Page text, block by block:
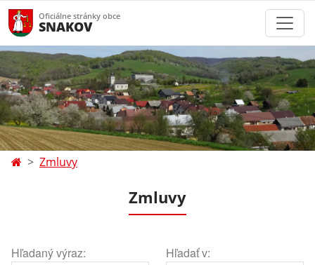
Oficiálne stránky obce
SNAKOV
Zmluvy
Zmluvy
Hľadaný výraz: Hľadať v: